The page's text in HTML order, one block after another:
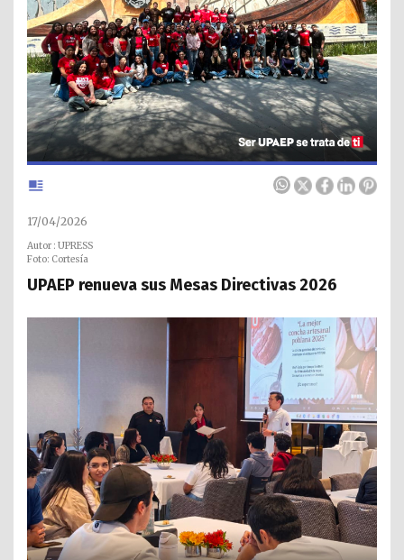
17/04/2026
Autor : UPRESS
Foto: Cortesía
UPAEP renueva sus Mesas Directivas 2026